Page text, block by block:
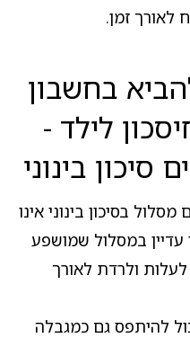
לאורך זמן.
בחשבון
לילד -
סיכון בינוני
בסיכון בינוני אינו
במסלול שמושפע
לעלות ולרדת לאורך
להיתפס גם כמגבלה